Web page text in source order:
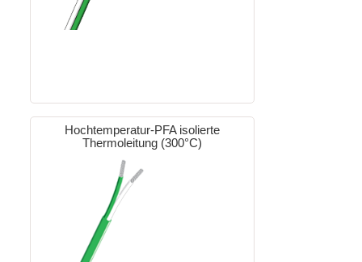
Hochtemperatur-PFA isolierte
Thermoleitung (300°C)